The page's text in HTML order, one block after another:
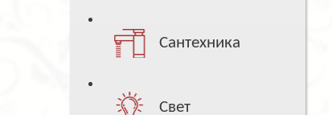
Сантехника
Свет